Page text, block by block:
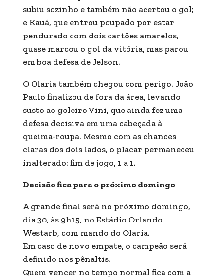
subiu sozinho e também não acertou o gol;
e Kauã, que entrou poupado por estar
pendurado com dois cartões amarelos,
quase marcou o gol da vitória, mas parou
em boa defesa de Jelson.
O Olaria também chegou com perigo. João
Paulo finalizou de fora da área, levando
susto ao goleiro Vini, que ainda fez uma
defesa decisiva em uma cabeçada à
queima-roupa. Mesmo com as chances
claras dos dois lados, o placar permaneceu
inalterado: fim de jogo, 1 a 1.
Decisão fica para o próximo domingo
A grande final será no próximo domingo,
dia 30, às 9h15, no Estádio Orlando
Westarb, com mando do Olaria.
Em caso de novo empate, o campeão será
definido nos pênaltis.
Quem vencer no tempo normal fica com a